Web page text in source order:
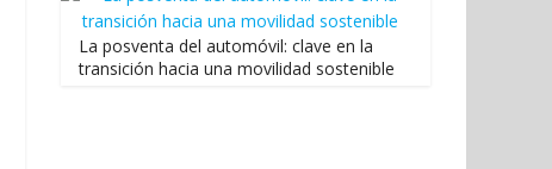
La posventa del automóvil: clave en la
transición hacia una movilidad sostenible